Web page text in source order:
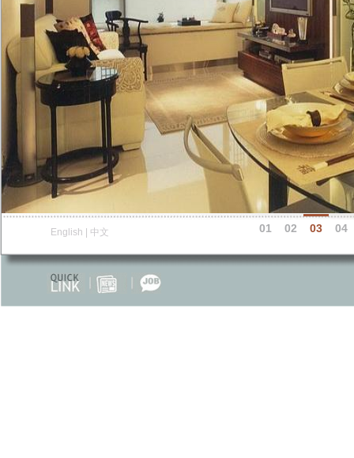
01 02 03 04
English 中文